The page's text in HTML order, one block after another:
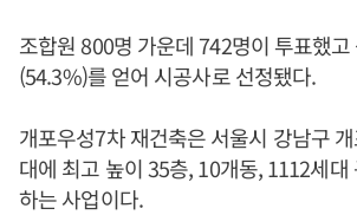
조합원 800명 가운데 742명이 투표했
(54.3%)를 얻어 시공사로 선정됐다.
개포우성7차 재건축은 서울시 강남구
대에 최고 높이 35층, 10개동, 1112세대
하는 사업이다.